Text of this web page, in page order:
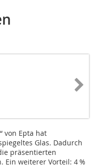
von Epta hat
Glas. Dadurch
präsentierten
Ein weiterer Vorteil: 4 %